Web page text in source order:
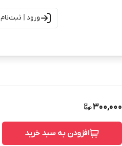
ورود | ثبت‌نام
300,000
افزودن به سبد خرید